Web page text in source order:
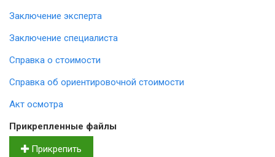
Заключение эксперта
Заключение специалиста
Справка о стоимости
Справка об ориентировочной стоимости
Акт осмотра
Прик­реп­лен­ные фай­лы
Прикрепить